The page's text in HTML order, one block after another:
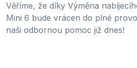
Věříme, že díky Výměna
Mini 6 bude vrácen do plné
naši odbornou pomoc již dnes!